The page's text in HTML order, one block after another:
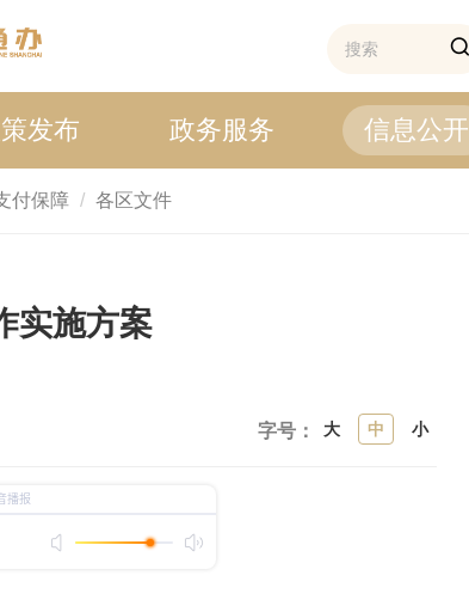
发布 政务服务 信息公开
付保障 各区文件
实施方案
字号： 大 中 小